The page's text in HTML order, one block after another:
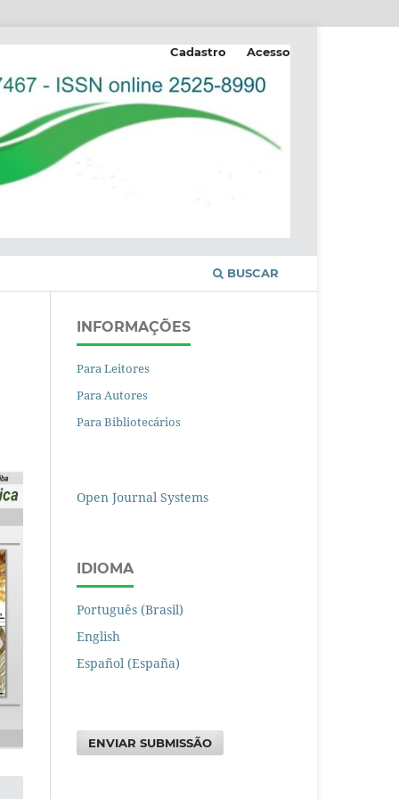
BUSCAR
Cadastro Acesso
INFORMAÇÕES
Para Leitores
Para Autores
Para Bibliotecários
Open Journal Systems
IDIOMA
Português (Brasil)
English
Español (España)
ENVIAR SUBMISSÃO